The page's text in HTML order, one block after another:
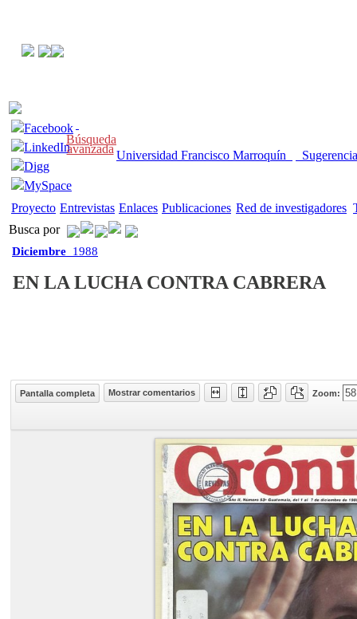
Facebook
LinkedIn
Digg
MySpace
Búsqueda
avanzada Universidad Francisco Marroquín
Proyecto Entrevistas Enlaces Publicaciones Red de investigadores
Busca por
Diciembre 1988
EN LA LUCHA CONTRA CABRERA
Pantalla completa Mostrar comentarios Zoom: